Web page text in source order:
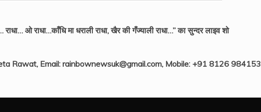
ओ राधा…काँधि मा धराली राधा, खैर की गँज्याली राधा…” का सुन्दर लाइव शो
Rawat, Email: rainbownewsuk@gmail.com, Mobile: +91 8126 984153